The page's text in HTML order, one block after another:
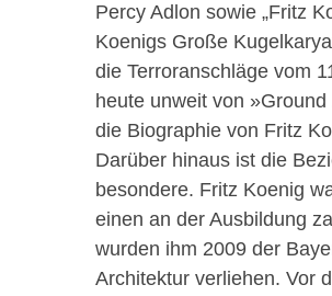
Percy Adlon sowie „Fritz
Koenigs Große
die Terroranschläge vom
heute unweit von
die Biographie von Fritz
Darüber hinaus ist die
besondere. Fritz Koenig
einen an der Ausbildung
wurden ihm 2009 der
Architektur verliehen. Vor